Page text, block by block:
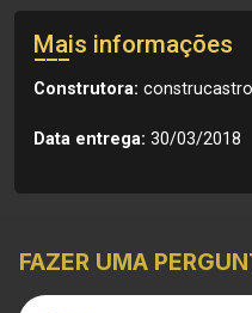
Mais informações
Construtora:
Data entrega: 30/03/2018
FAZER UMA